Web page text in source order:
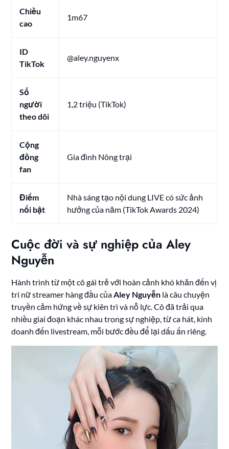
Chiều
cao
1m67
ID
TikTok
@aley.nguyenx
Số
người
theo dõi
1,2 triệu (TikTok)
Cộng
đồng
fan
Gia đình Nông trại
Điểm
nổi bật
Nhà sáng tạo nội dung LIVE có sức ảnh
hưởng của năm (TikTok Awards 2024)
Cuộc đời và sự nghiệp của Aley
Nguyễn
Hành trình từ một cô gái trẻ với hoàn cảnh khó khăn đến vị
trí nữ streamer hàng đầu củaAley Nguyễn là câu chuyện
truyền cảm hứng về sự kiên trì và nỗ lực. Cô đã trải qua
nhiều giai đoạn khác nhau trong sự nghiệp, từ ca hát, kinh
doanh đến livestream, mỗi bước đều để lại dấu ấn riêng.